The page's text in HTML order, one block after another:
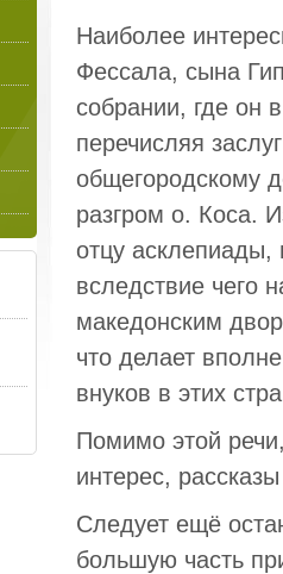
Наиболее
Фессала, сына
собрании, где он
перечисляя
общегородскому
разгром о. Коса.
отцу асклепиады,
вследствие чего
македонским
что делает
внуков в этих
Помимо этой
интерес,
Следует ещё
большую часть